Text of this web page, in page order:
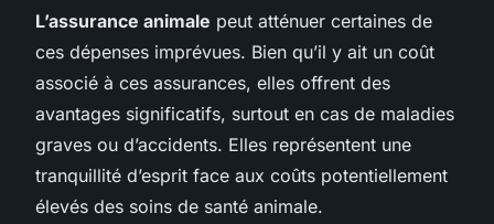
L’assurance animale peut atténuer certaines de
ces dépenses imprévues. Bien qu’il y ait un coût
associé à ces assurances, elles offrent des
avantages significatifs, surtout en cas de maladies
graves ou d’accidents. Elles représentent une
tranquillité d’esprit face aux coûts potentiellement
élevés des soins de santé animale.